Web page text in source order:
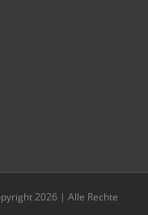
2026 | Alle Rechte